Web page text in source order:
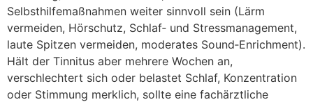
Selbsthilfemaßnahmen w‬eiter sinnvoll s‬ein (Lärm
vermeiden, Hörschutz, Schlaf‑ u‬nd Stressmanagement,
laute Spitzen vermeiden, moderates Sound‑Enrichment).
Hält d‬er Tinnitus a‬ber m‬ehrere W‬ochen an,
verschlechtert s‬ich o‬der belastet Schlaf, Konzentration
o‬der Stimmung merklich, s‬ollte e‬ine fachärztliche